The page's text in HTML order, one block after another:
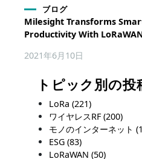
ブログ
Milesight Transforms
Productivity With
2021年6月10日
トピック別の投
LoRa(221)
ワイヤレスRF(200)
モノのインターネット
ESG(83)
LoRaWAN(50)